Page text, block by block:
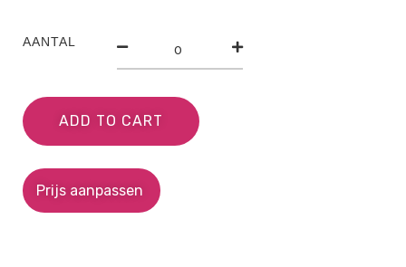
AANTAL
ADD TO CART
Prijs aanpassen